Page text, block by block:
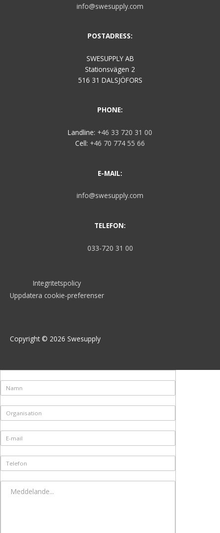
info@swesupply.com
POSTADRESS:
SWESUPPLY AB
Stationsvägen 2
516 31 DALSJÖFORS
PHONE:
Landline: +46 33 720 31 00
Cell: +46 70 774 55 66
E-MAIL:
info@swesupply.com
TELEFON:
033-720 31 00
Integritetspolicy
Uppdatera cookie-preferenser
Copyright © 2026 Swesupply